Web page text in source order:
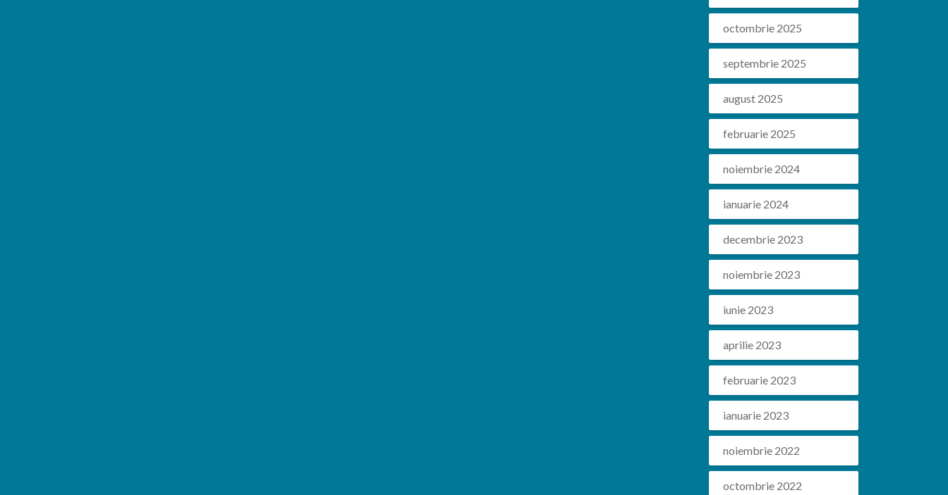
octombrie 2025
septembrie 2025
august 2025
februarie 2025
noiembrie 2024
ianuarie 2024
decembrie 2023
noiembrie 2023
iunie 2023
aprilie 2023
februarie 2023
ianuarie 2023
noiembrie 2022
octombrie 2022